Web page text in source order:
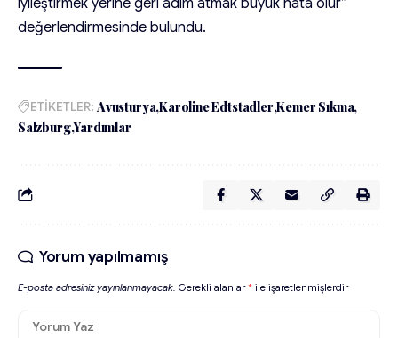
değerlendirmesinde bulundu.
ETİKETLER: Avusturya Karoline Edtstadler Kemer Sıkma
Salzburg Yardımlar
Yorum yapılmamış
E-posta adresiniz yayınlanmayacak. Gerekli alanlar* ile işaretlenmişlerdir